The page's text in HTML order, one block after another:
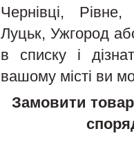
Чернівці, Рівне,
Луцьк, Ужгород
в списку і
вашому місті ви
Замовити